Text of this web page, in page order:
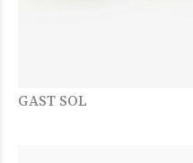
GAST SOL